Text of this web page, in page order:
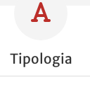
Tipologia